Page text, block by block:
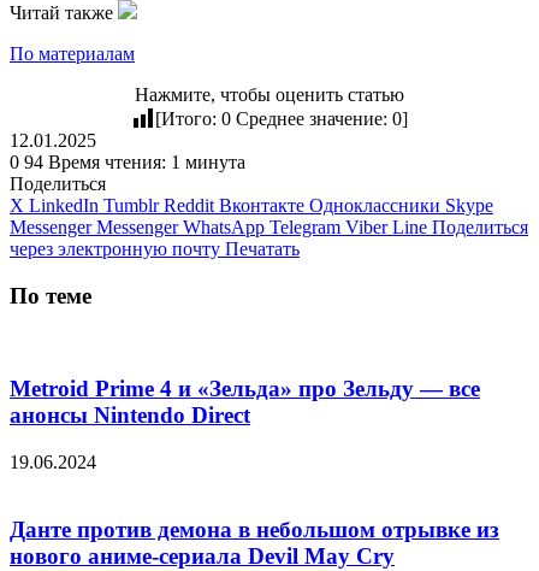
Читай также
По материалам
Нажмите, чтобы оценить статью
[Итого: 0 Среднее значение: 0]
12.01.2025
0 94 Время чтения: 1 минута
Поделиться
X LinkedIn Tumblr Reddit Вконтакте Одноклассники Skype
Messenger Messenger WhatsApp Telegram Viber Line Поделиться
через электронную почту Печатать
По теме
Metroid Prime 4 и «Зельда» про Зельду — все
анонсы Nintendo Direct
19.06.2024
Данте против демона в небольшом отрывке из
нового аниме-сериала Devil May Cry